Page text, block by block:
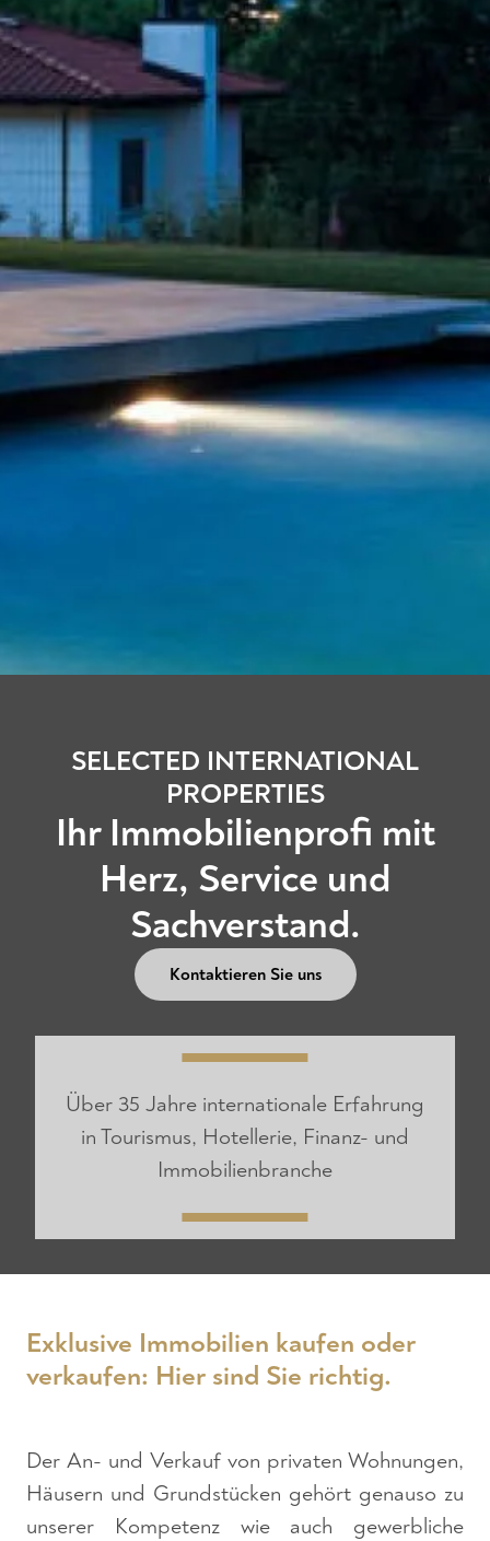
SELECTED INTERNATIONAL
PROPERTIES
Ihr Immobilienprofi mit
Herz, Service und
Sachverstand.
Kontaktieren Sie uns
Über 35 Jahre internationale Erfahrung
in Tourismus, Hotellerie, Finanz- und
Immobilienbranche
Exklusive Immobilien kaufen oder
verkaufen: Hier sind Sie richtig.
Der An- und Verkauf von privaten Wohnungen,
Häusern und Grundstücken gehört genauso zu
unserer Kompetenz wie auch gewerbliche